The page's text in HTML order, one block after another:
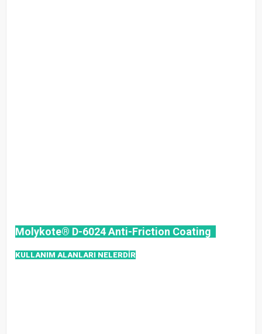
Molykote® D-6024 Anti-Friction Coating
KULLANIM ALANLARI NELERDİR